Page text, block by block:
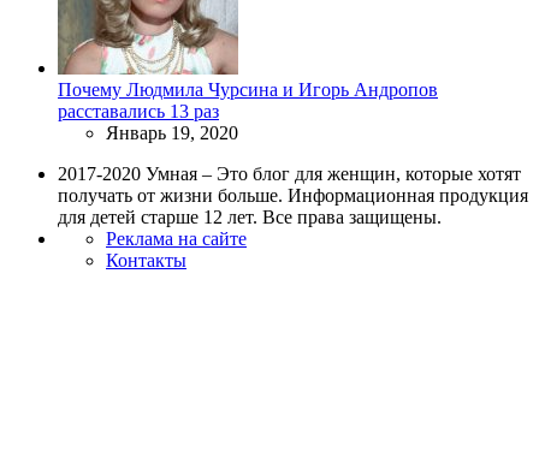
Почему Людмила Чурсина и Игорь Андропов
расставались 13 раз
Январь 19, 2020
2017-2020 Умная – Это блог для женщин, которые хотят
получать от жизни больше. Информационная продукция
для детей старше 12 лет. Все права защищены.
Реклама на сайте
Контакты